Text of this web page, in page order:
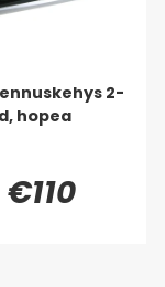
2-
hopea
€110